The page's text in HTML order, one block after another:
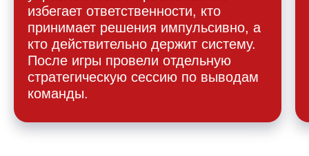
избегает ответственности, кто
принимает решения импульсивно, а
кто действительно держит систему.
После игры провели отдельную
стратегическую сессию по выводам
команды.